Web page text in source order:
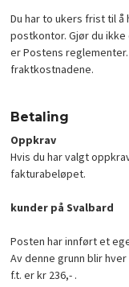
Du har to ukers frist til
postkontor. Gjør du
er Postens
fraktkostnadene.
Betaling
Oppkrav
Hvis du har valgt
fakturabeløpet.
kunder på Svalbard
Posten har innført et
Av denne grunn blir
f.t. er kr 236,- .